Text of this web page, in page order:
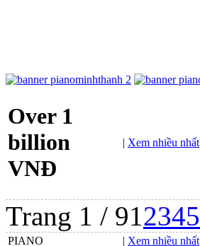
Over 1
billion
VNĐ
| Xem nhiều nhất
Trang 1 / 912345
PIANO | Xem nhiều nhất